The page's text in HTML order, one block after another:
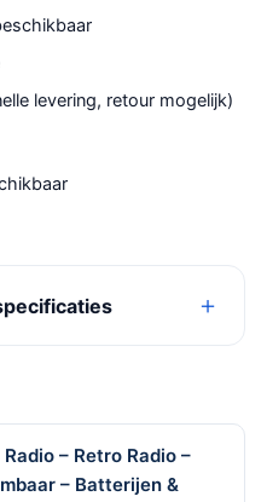
levering, retour mogelijk)
– Retro Radio –
– Batterijen &